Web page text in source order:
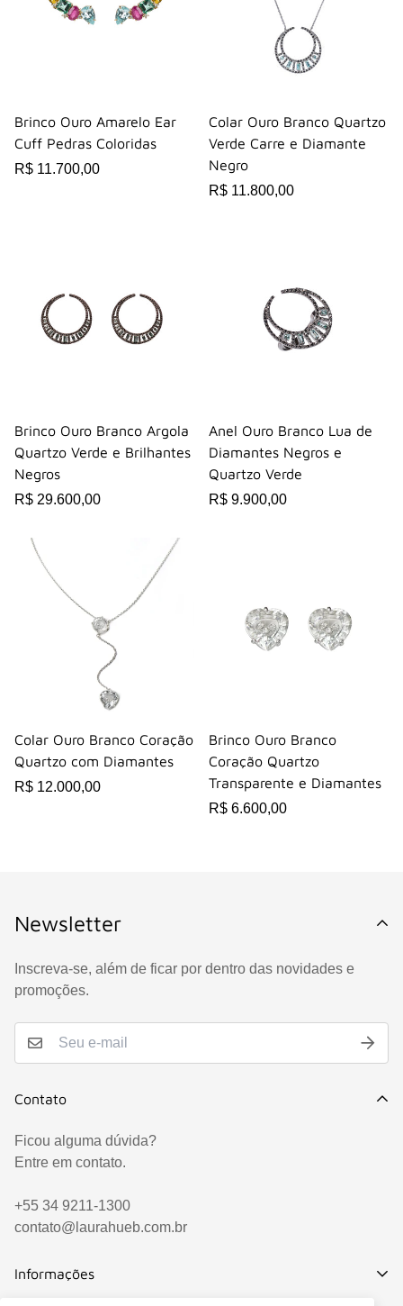
Brinco Ouro Amarelo Ear
Cuff Pedras Coloridas
R$ 11.700,00
Colar Ouro Branco Quartzo
Verde Carre e Diamante
Negro
R$ 11.800,00
Brinco Ouro Branco Argola
Quartzo Verde e Brilhantes
Negros
R$ 29.600,00
Anel Ouro Branco Lua de
Diamantes Negros e
Quartzo Verde
R$ 9.900,00
Colar Ouro Branco Coração
Quartzo com Diamantes
R$ 12.000,00
Brinco Ouro Branco
Coração Quartzo
Transparente e Diamantes
R$ 6.600,00
Newsletter
Inscreva-se, além de ficar por dentro das novidades e
promoções.
Informações
Contato
Ficou alguma dúvida?
Entre em contato.
+55 34 9211-1300
contato@laurahueb.com.br